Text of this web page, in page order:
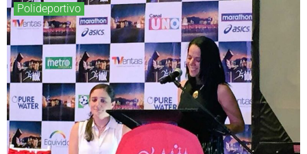
Polideportivo